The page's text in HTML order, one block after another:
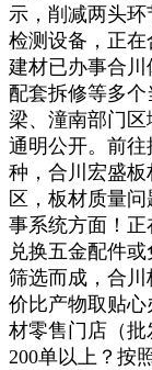
示，削减两头
检测设备，正
建材已办事合
配套拆修等多
梁、潼南部门
通明公开。前
种，合川宏盛
区，板材质量
事系统方面！
兑换五金配件
筛选而成，合
价比产物取贴
材零售门店（
200单以上？按